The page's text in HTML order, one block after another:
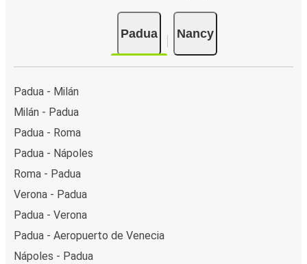
Padua Nancy
Padua - Milán
Milán - Padua
Padua - Roma
Padua - Nápoles
Roma - Padua
Verona - Padua
Padua - Verona
Padua - Aeropuerto de Venecia
Nápoles - Padua